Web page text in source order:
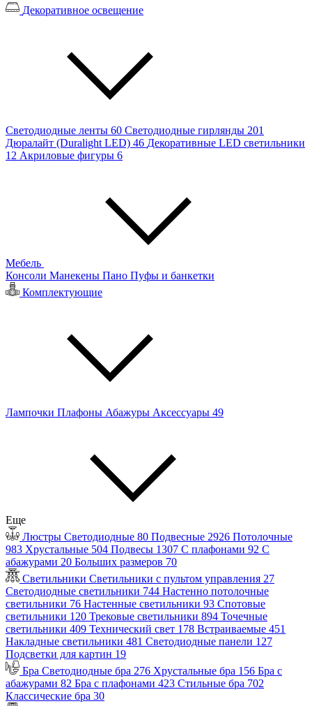
Декоративное освещение
Светодиодные ленты 60 Светодиодные гирлянды 201
Дюралайт (Duralight LED) 46 Декоративные LED светильники
12 Акриловые фигуры 6
Мебель
Консоли Манекены Пано Пуфы и банкетки
Комплектующие
Лампочки Плафоны Абажуры Аксессуары 49
Еще
Люстры Светодиодные 80 Подвесные 2926 Потолочные
983 Хрустальные 504 Подвесы 1307 С плафонами 92 С
абажурами 20 Больших размеров 70
Светильники Светильники с пультом управления 27
Светодиодные светильники 744 Настенно потолочные
светильники 76 Настенные светильники 93 Спотовые
светильники 120 Трековые светильники 894 Точечные
светильники 409 Технический свет 178 Встраиваемые 451
Накладные светильники 481 Светодиодные панели 127
Подсветки для картин 19
Бра Светодиодные бра 276 Хрустальные бра 156 Бра с
абажурами 82 Бра с плафонами 423 Стильные бра 702
Классические бра 30